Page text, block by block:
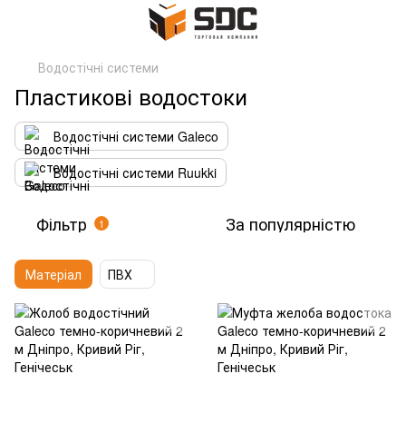
Водостічні системи
Пластикові водостоки
Водостічні системи Galeco
Водостічні системи Ruukki
Фільтр 1 За популярністю
Матеріал ПВХ